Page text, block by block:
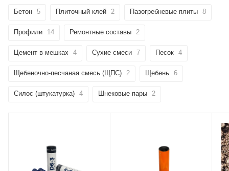
Бетон 5 Плиточный клей 2 Пазогребневые плиты 8
Профили 14 Ремонтные составы 2
Цемент в мешках 4 Сухие смеси 7 Песок 4
Щебеночно-песчаная смесь (ЩПС) 2 Щебень 6
Силос (штукатурка) 4 Шнековые пары 2